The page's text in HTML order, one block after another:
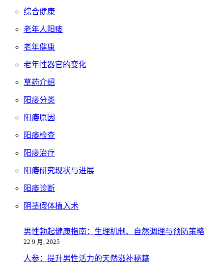
综合健康
老年人阳痿
老年健康
老年性器官的变化
草药介绍
阳痿分类
阳痿原因
阳痿检查
阳痿治疗
阳痿研究现状与进展
阳痿诊断
阴茎假体植入术
男性勃起健康指南：生理机制、自然调理与预防策略
22 9 月, 2025
人参：提升男性活力的天然滋补秘籍